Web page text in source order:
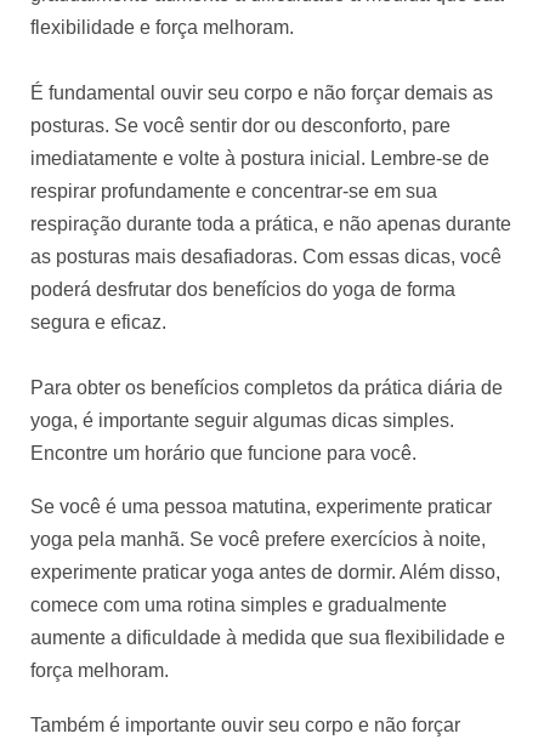
flexibilidade e força melhoram.
É fundamental ouvir seu corpo e não forçar demais as
posturas. Se você sentir dor ou desconforto, pare
imediatamente e volte à postura inicial. Lembre-se de
respirar profundamente e concentrar-se em sua
respiração durante toda a prática, e não apenas durante
as posturas mais desafiadoras. Com essas dicas, você
poderá desfrutar dos benefícios do yoga de forma
segura e eficaz.
Para obter os benefícios completos da prática diária de
yoga, é importante seguir algumas dicas simples.
Encontre um horário que funcione para você.
Se você é uma pessoa matutina, experimente praticar
yoga pela manhã. Se você prefere exercícios à noite,
experimente praticar yoga antes de dormir. Além disso,
comece com uma rotina simples e gradualmente
aumente a dificuldade à medida que sua flexibilidade e
força melhoram.
Também é importante ouvir seu corpo e não forçar